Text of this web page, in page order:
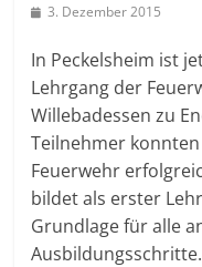
3. Dezember 2015
In Peckelsheim ist
Lehrgang der
Willebadessen zu
Teilnehmer
Feuerwehr
bildet als erster
Grundlage für alle